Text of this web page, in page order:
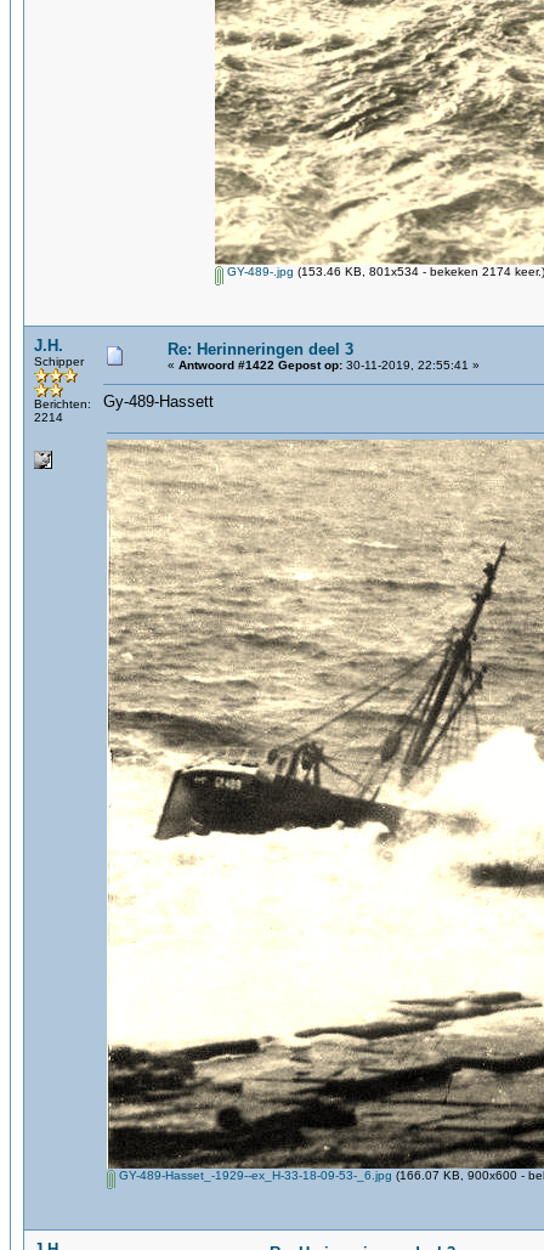
GY-489-.jpg (153.46 KB, 801x534 - bekeken 2174 keer.)
J.H.
Schipper
Berichten:
2214
Re: Herinneringen deel 3
« Antwoord #1422 Gepost op: 30-11-2019, 22:55:41 »
Gy-489-Hassett
GY-489-Hasset_-1929--ex_H-33-18-09-53-_6.jpg (166.07 KB, 900x600 -